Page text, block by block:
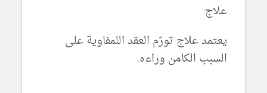
علاج:
يعتمد علاج تورّم العقد اللمفاوية على
السبب الكامن وراءه.